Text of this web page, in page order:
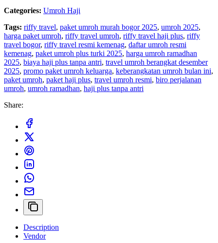
Categories: Umroh Haji
Tags: riffy travel, paket umroh murah bogor 2025, umroh 2025,
harga paket umroh, riffy travel umroh, riffy travel haji plus, riffy
travel bogor, riffy travel resmi kemenag, daftar umroh resmi
kemenag, paket umroh plus turki 2025, harga umroh ramadhan
2025, biaya haji plus tanpa antri, travel umroh berangkat desember
2025, promo paket umroh keluarga, keberangkatan umroh bulan ini,
paket umroh, paket haji plus, travel umroh resmi, biro perjalanan
umroh, umroh ramadhan, haji plus tanpa antri
Share:
Description
Vendor